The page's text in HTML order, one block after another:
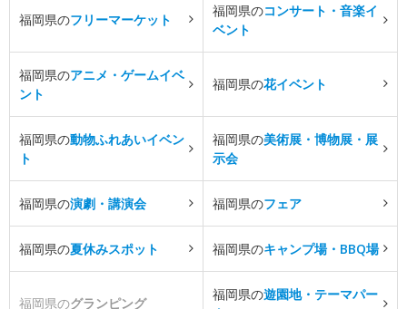
福岡県のフリーマーケット
福岡県のコンサート・音楽イ
ベント
福岡県のアニメ・ゲームイベ
ント
福岡県の花イベント
福岡県の動物ふれあいイベン
ト
福岡県の美術展・博物展・展
示会
福岡県の演劇・講演会 福岡県のフェア
福岡県の夏休みスポット 福岡県のキャンプ場・BBQ場
福岡県のグランピング
福岡県の遊園地・テーマパー